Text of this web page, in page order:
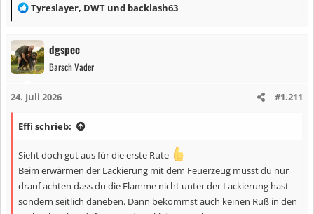
R
a
k
t
o
e
:
Tyreslayer, DWT und backlash63
dgspec
Barsch Vader
24. Juli 2026 #1.211
Effi schrieb:
Sieht doch gut aus für die erste Rute
Beim erwärmen der Lackierung mit dem Feuerzeug musst du nur
drauf achten dass du die Flamme nicht unter der Lackierung hast
sondern seitlich daneben. Dann bekommst auch keinen Ruß in den